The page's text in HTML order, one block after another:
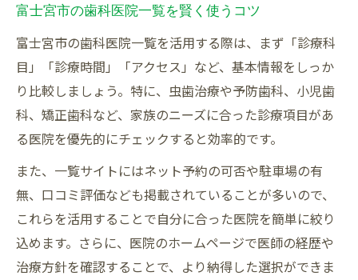
富士宮市の歯科医院一覧を賢く使うコツ
富士宮市の歯科医院一覧を活用する際は、まず「診療科
目」「診療時間」「アクセス」など、基本情報をしっか
り比較しましょう。特に、虫歯治療や予防歯科、小児歯
科、矯正歯科など、家族のニーズに合った診療項目があ
る医院を優先的にチェックすると効率的です。
また、一覧サイトにはネット予約の可否や駐車場の有
無、口コミ評価なども掲載されていることが多いので、
これらを活用することで自分に合った医院を簡単に絞り
込めます。さらに、医院のホームページで医師の経歴や
治療方針を確認することで、より納得した選択ができま